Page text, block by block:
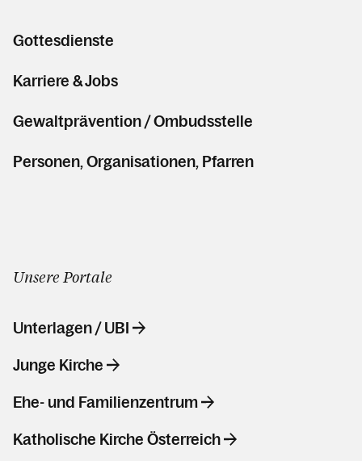
Gottesdienste
Karriere & Jobs
Gewaltprävention / Ombudsstelle
Personen, Organisationen, Pfarren
Unsere Portale
Unterlagen / UBI
Junge Kirche
Ehe- und Familienzentrum
Katholische Kirche Österreich